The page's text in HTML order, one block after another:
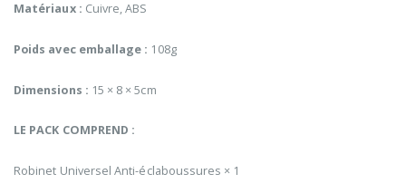
Matériaux : Cuivre, ABS
Poids avec emballage : 108g
Dimensions : 15 × 8 × 5cm
LE PACK COMPREND :
Robinet Universel Anti-éclaboussures × 1